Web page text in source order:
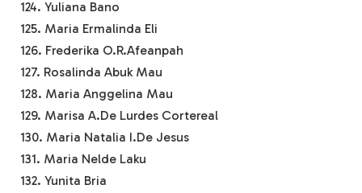
124. Yuliana Bano
125. Maria Ermalinda Eli
126. Frederika O.R.Afeanpah
127. Rosalinda Abuk Mau
128. Maria Anggelina Mau
129. Marisa A.De Lurdes Cortereal
130. Maria Natalia I.De Jesus
131. Maria Nelde Laku
132. Yunita Bria